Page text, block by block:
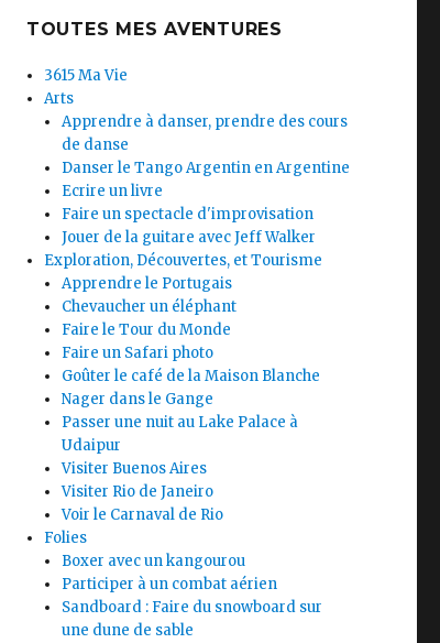
un avant-goût du
TOUTES MES AVENTURES
3615 Ma Vie
Arts
Apprendre à danser, prendre des cours
de danse
Danser le Tango Argentin en Argentine
Ecrire un livre
Faire un spectacle d'improvisation
Jouer de la guitare avec Jeff Walker
Exploration, Découvertes, et Tourisme
Apprendre le Portugais
Chevaucher un éléphant
Faire le Tour du Monde
Faire un Safari photo
Goûter le café de la Maison Blanche
Nager dans le Gange
Passer une nuit au Lake Palace à
Udaipur
Visiter Buenos Aires
Visiter Rio de Janeiro
Voir le Carnaval de Rio
Folies
Boxer avec un kangourou
Participer à un combat aérien
Sandboard : Faire du snowboard sur
une dune de sable